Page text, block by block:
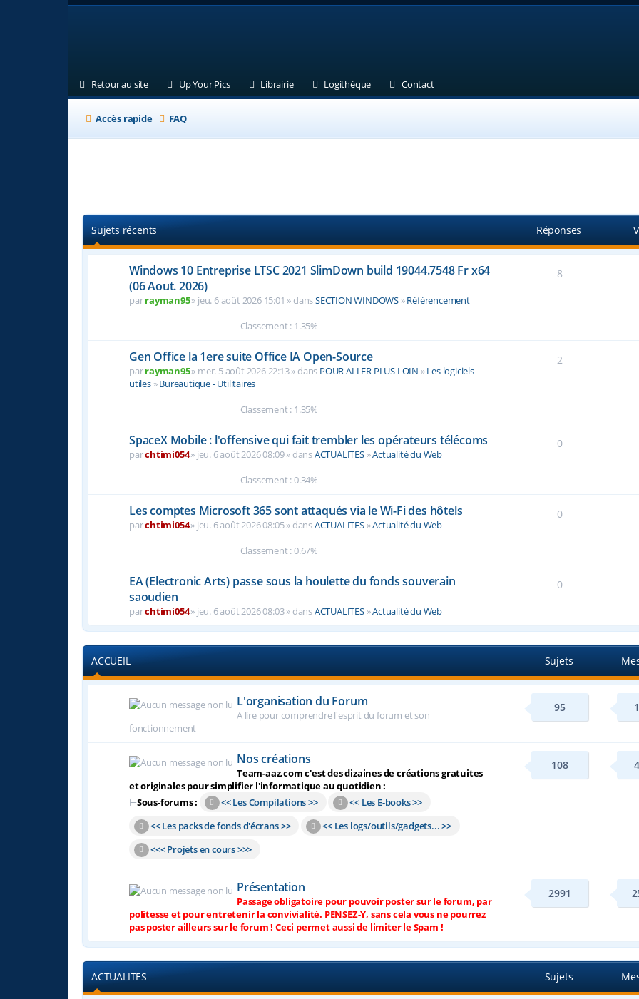
Retour au site(Ouvre un nouvel onglet)
Up Your Pics(Ouvre un nouvel onglet)
Librairie(Ouvre un nouvel onglet)
Logithèque(Ouvre un nouvel onglet)
Contact(Ouvre un nouvel onglet)
Accès rapide FAQ
Sujets récents Réponses
Windows 10 Entreprise LTSC 2021 SlimDown build 19044.7548 Fr x64
(06 Aout. 2026)
parrayman95» jeu. 6 août 2026 15:01 » dansSECTION WINDOWS »Référencement
Classement : 1.35%
8
Gen Office la 1ere suite Office IA Open-Source
parrayman95» mer. 5 août 2026 22:13 » dans POUR ALLER PLUS LOIN »Les logiciels
utiles»Bureautique - Utilitaires
Classement : 1.35%
2
SpaceX Mobile : l'offensive qui fait trembler les opérateurs télécoms
parchtimi054» jeu. 6 août 2026 08:09 » dansACTUALITES»Actualité du Web
Classement : 0.34%
0
Les comptes Microsoft 365 sont attaqués via le Wi-Fi des hôtels
parchtimi054» jeu. 6 août 2026 08:05 » dansACTUALITES»Actualité du Web
Classement : 0.67%
0
EA (Electronic Arts) passe sous la houlette du fonds souverain
saoudien
parchtimi054» jeu. 6 août 2026 08:03 » dansACTUALITES»Actualité du Web
0
ACCUEIL Sujets
L'organisation du Forum
A lire pour comprendre l'esprit du forum et son
fonctionnement
95
Nos créations
Team-aaz.com c'est des dizaines de créations gratuites
et originales pour simplifier l'informatique au quotidien :
⊢Sous-forums : << Les Compilations >>
<< Les E-books >>
<< Les packs de fonds d'écrans >>
<< Les logs/outils/gadgets... >>
<<< Projets en cours >>>
108
Présentation
Passage obligatoire pour pouvoir poster sur le forum, par
politesse et pour entretenir la convivialité. PENSEZ-Y, sans cela vous ne pourrez
pas poster ailleurs sur le forum ! Ceci permet aussi de limiter le Spam !
2991
ACTUALITES Sujets